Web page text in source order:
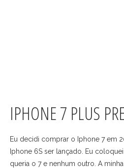
IPHONE 7 PLUS
Eu decidi comprar o Iphone 7 em
Iphone 6S ser lançado. Eu
queria o 7 e nenhum outro. A